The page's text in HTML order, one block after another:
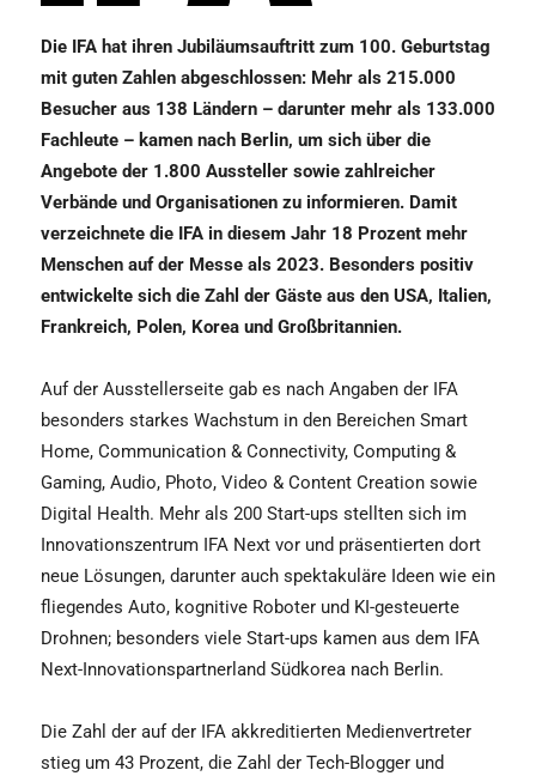
Die IFA hat ihren Jubiläumsauftritt zum 100. Geburtstag
mit guten Zahlen abgeschlossen: Mehr als 215.000
Besucher aus 138 Ländern – darunter mehr als 133.000
Fachleute – kamen nach Berlin, um sich über die
Angebote der 1.800 Aussteller sowie zahlreicher
Verbände und Organisationen zu informieren. Damit
verzeichnete die IFA in diesem Jahr 18 Prozent mehr
Menschen auf der Messe als 2023. Besonders positiv
entwickelte sich die Zahl der Gäste aus den USA, Italien,
Frankreich, Polen, Korea und Großbritannien.
Auf der Ausstellerseite gab es nach Angaben der IFA
besonders starkes Wachstum in den Bereichen Smart
Home, Communication & Connectivity, Computing &
Gaming, Audio, Photo, Video & Content Creation sowie
Digital Health. Mehr als 200 Start-ups stellten sich im
Innovationszentrum IFA Next vor und präsentierten dort
neue Lösungen, darunter auch spektakuläre Ideen wie ein
fliegendes Auto, kognitive Roboter und KI-gesteuerte
Drohnen; besonders viele Start-ups kamen aus dem IFA
Next-Innovationspartnerland Südkorea nach Berlin.
Die Zahl der auf der IFA akkreditierten Medienvertreter
stieg um 43 Prozent, die Zahl der Tech-Blogger und